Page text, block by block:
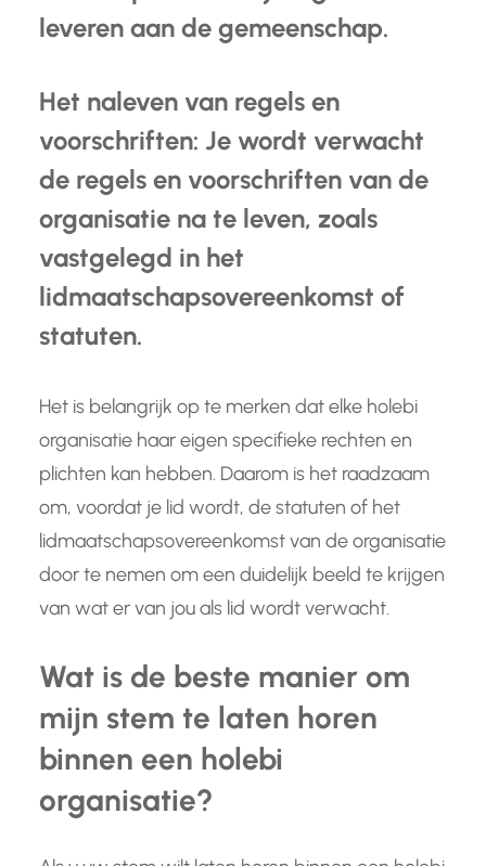
leveren aan de gemeenschap.
Het naleven van regels en
voorschriften: Je wordt verwacht
de regels en voorschriften van de
organisatie na te leven, zoals
vastgelegd in het
lidmaatschapsovereenkomst of
statuten.
Het is belangrijk op te merken dat elke holebi
organisatie haar eigen specifieke rechten en
plichten kan hebben. Daarom is het raadzaam
om, voordat je lid wordt, de statuten of het
lidmaatschapsovereenkomst van de organisatie
door te nemen om een duidelijk beeld te krijgen
van wat er van jou als lid wordt verwacht.
Wat is de beste manier om
mijn stem te laten horen
binnen een holebi
organisatie?